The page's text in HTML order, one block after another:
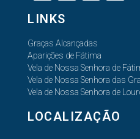
LINKS
Graças Alcançadas
Aparições de Fátima
Vela de Nossa Senhora de
Vela de Nossa Senhora das
Vela de Nossa Senhora de
LOCALIZAÇÃO